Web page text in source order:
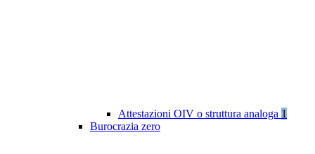
Attestazioni OIV o struttura analoga 1
Burocrazia zero